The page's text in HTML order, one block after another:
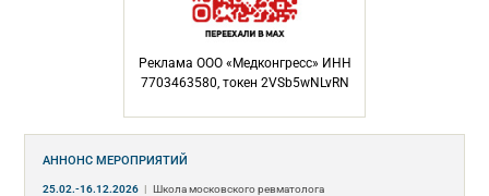
Реклама ООО «Медконгресс» ИНН
7703463580, токен 2VSb5wNLvRN
АННОНС МЕРОПРИЯТИЙ
25.02.-16.12.2026 | Школа московского ревматолога